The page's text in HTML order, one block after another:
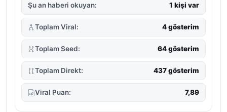
Şu an haberi okuyan: 1 kişi var
Toplam Viral: 4 gösterim
Toplam Seed: 64 gösterim
Toplam Direkt: 437 gösterim
Viral Puan: 7,89